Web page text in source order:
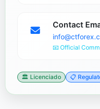
Contact
📧 Official
🏛️ Licenciado 📋